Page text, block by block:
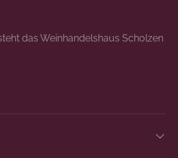
das Weinhandelshaus Scholzen